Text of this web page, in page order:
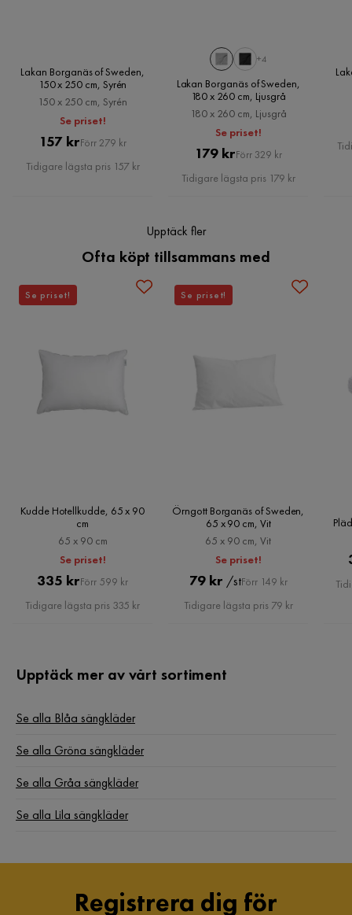
3 år sedan
Verified by Trustvoice
Lakan Borganäs of Sweden,
150 x 250 cm, Syrén
150 x 250 cm, Syrén
Se priset!
Pris
157 krOriginal
Pris
Förr 279 kr
Tidigare lägsta pris 157 kr
+4
Lakan Borganäs of Sweden,
180 x 260 cm, Ljusgrå
180 x 260 cm, Ljusgrå
Se priset!
Pris
179 krOriginal
Pris
Förr 329 kr
Tidigare lägsta pris 179 kr
Upptäck fler
Ofta köpt tillsammans med
Kudde Hotellkudde, 65 x 90
cm
65 x 90 cm
Se priset!
Pris
335 krOriginal
Pris
Förr 599 kr
Tidigare lägsta pris 335 kr
Se priset!
Örngott Borganäs of Sweden,
65 x 90 cm, Vit
65 x 90 cm, Vit
Se priset!
Pris
79 kr /stOriginal
Pris
Förr 149 kr
Tidigare lägsta pris 79 kr
Se priset!
Upptäck mer av vårt sortiment
Se alla Blåa sängkläder
Se alla Gröna sängkläder
Se alla Gråa sängkläder
Se alla Lila sängkläder
Registrera dig för